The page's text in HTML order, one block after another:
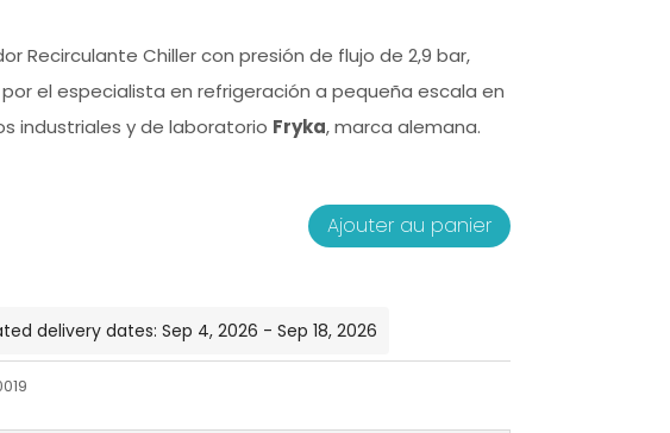
Recirculante Chiller con presión de flujo de 2,9 bar,
el especialista en refrigeración a pequeña escala en
industriales y de laboratorio Fryka, marca alemana.
de
Ajouter au panier
delivery dates: Sep 4, 2026 - Sep 18, 2026